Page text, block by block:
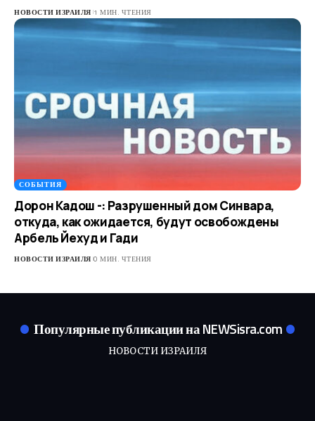
НОВОСТИ ИЗРАИЛЯ 1 МИН. ЧТЕНИЯ
СОБЫТИЯ
Дорон Кадош -: Разрушенный дом Синвара,
откуда, как ожидается, будут освобождены
Арбель Йехуд и Гади
НОВОСТИ ИЗРАИЛЯ 0 МИН. ЧТЕНИЯ
Популярные публикации на NEWSisra.com
НОВОСТИ ИЗРАИЛЯ